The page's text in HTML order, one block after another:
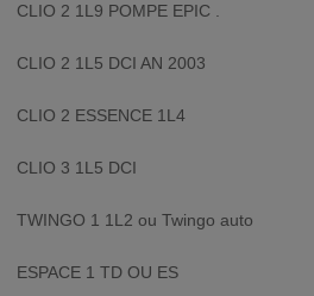
CLIO 2 1L9 POMPE EPIC .
CLIO 2 1L5 DCI AN 2003
CLIO 2 ESSENCE 1L4
CLIO 3 1L5 DCI
TWINGO 1 1L2 ou Twingo auto
ESPACE 1 TD OU ES